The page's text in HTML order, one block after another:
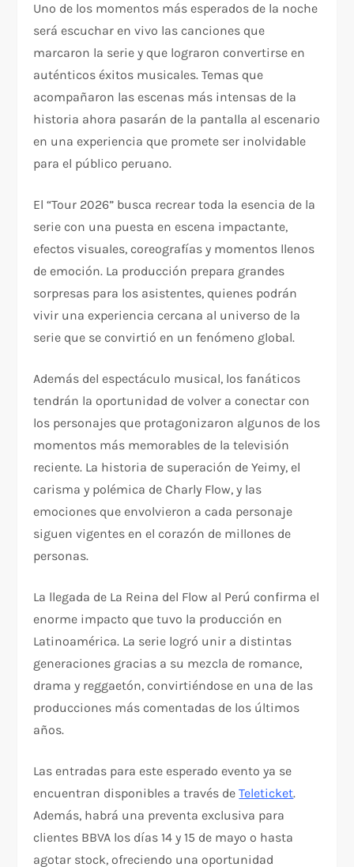
Uno de los momentos más esperados de la noche
será escuchar en vivo las canciones que
marcaron la serie y que lograron convertirse en
auténticos éxitos musicales. Temas que
acompañaron las escenas más intensas de la
historia ahora pasarán de la pantalla al escenario
en una experiencia que promete ser inolvidable
para el público peruano.
El “Tour 2026” busca recrear toda la esencia de la
serie con una puesta en escena impactante,
efectos visuales, coreografías y momentos llenos
de emoción. La producción prepara grandes
sorpresas para los asistentes, quienes podrán
vivir una experiencia cercana al universo de la
serie que se convirtió en un fenómeno global.
Además del espectáculo musical, los fanáticos
tendrán la oportunidad de volver a conectar con
los personajes que protagonizaron algunos de los
momentos más memorables de la televisión
reciente. La historia de superación de Yeimy, el
carisma y polémica de Charly Flow, y las
emociones que envolvieron a cada personaje
siguen vigentes en el corazón de millones de
personas.
La llegada de La Reina del Flow al Perú confirma el
enorme impacto que tuvo la producción en
Latinoamérica. La serie logró unir a distintas
generaciones gracias a su mezcla de romance,
drama y reggaetón, convirtiéndose en una de las
producciones más comentadas de los últimos
años.
Las entradas para este esperado evento ya se
encuentran disponibles a través deTeleticket.
Además, habrá una preventa exclusiva para
clientes BBVA los días 14 y 15 de mayo o hasta
agotar stock, ofreciendo una oportunidad